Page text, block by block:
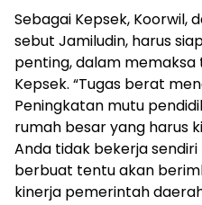
Sebagai Kepsek, Koorwil,
sebut Jamiludin, harus
penting, dalam
Kepsek. “Tugas berat
Peningkatan mutu
rumah besar yang harus
Anda tidak bekerja
berbuat tentu akan
kinerja pemerintah